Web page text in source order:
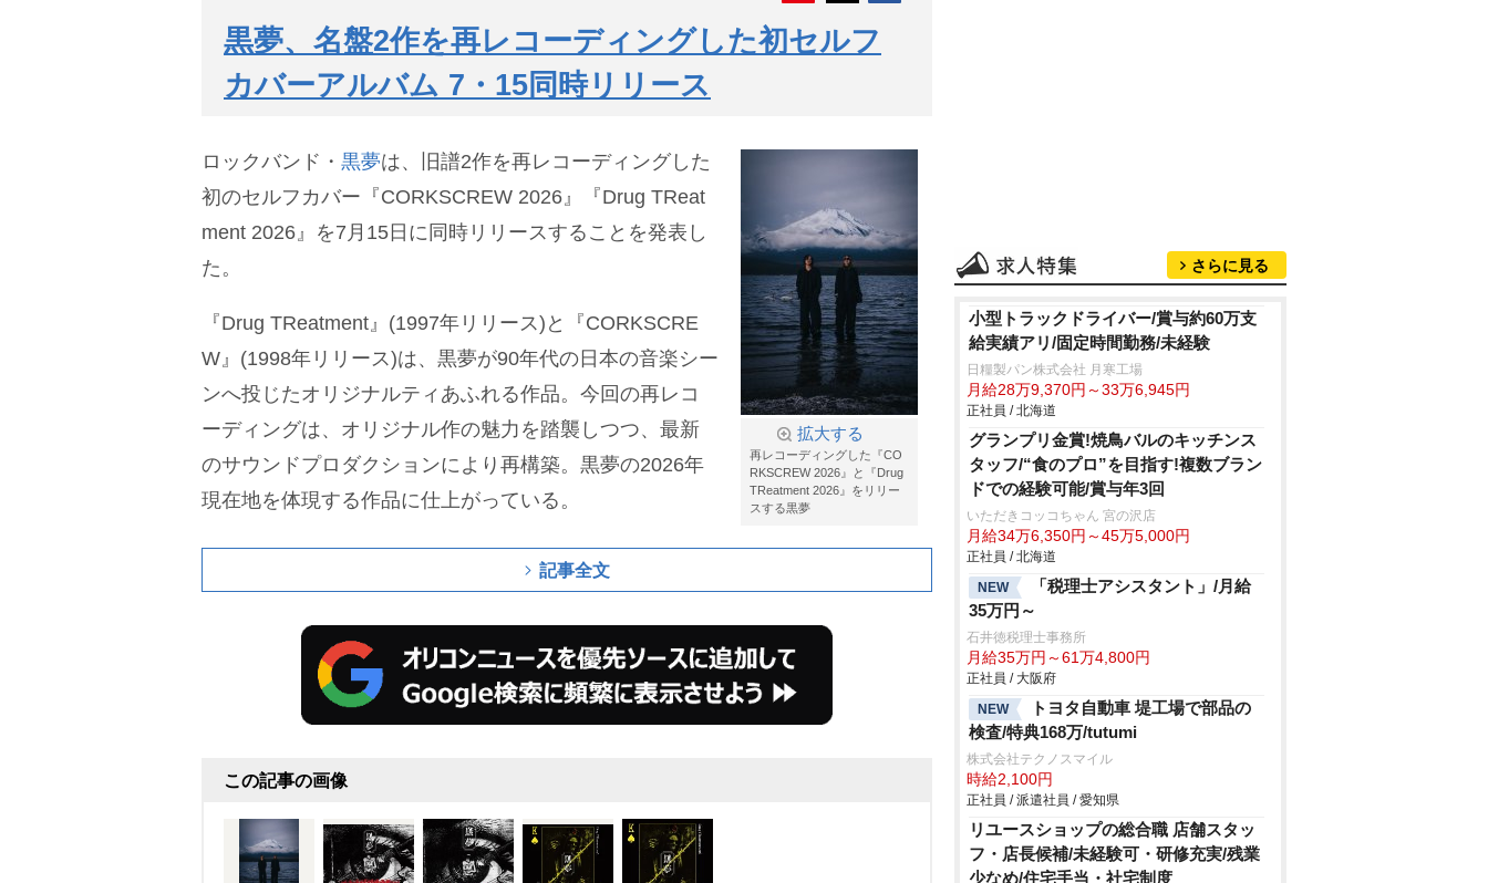
黒夢、名盤2作を再レコーディングした初セルフ
カバーアルバム 7・15同時リリース
拡大する
再レコーディングした『CO
RKSCREW 2026』と『Drug
TReatment 2026』をリリー
スする黒夢
ロックバンド・ 黒夢は、旧譜2作を再レコーディングした
初のセルフカバー『CORKSCREW 2026』『Drug TReat
ment 2026』を7月15日に同時リリースすることを発表し
た。
『Drug TReatment』(1997年リリース)と『CORKSCRE
W』(1998年リリース)は、黒夢が90年代の日本の音楽シー
ンへ投じたオリジナルティあふれる作品。今回の再レコ
ーディングは、オリジナル作の魅力を踏襲しつつ、最新
のサウンドプロダクションにより再構築。黒夢の2026年
現在地を体現する作品に仕上がっている。
記事全文
この記事の画像
さらに見る
小型トラックドライバー/賞与約60万支
給実績アリ/固定時間勤務/未経験
日糧製パン株式会社 月寒工場
月給28万9,370円～33万6,945円
正社員 / 北海道
グランプリ金賞!焼鳥バルのキッチンス
タッフ/“食のプロ”を目指す!複数ブラン
ドでの経験可能/賞与年3回
いただきコッコちゃん 宮の沢店
月給34万6,350円～45万5,000円
正社員 / 北海道
NEW
「税理士アシスタント」/月給
35万円～
石井徳税理士事務所
月給35万円～61万4,800円
正社員 / 大阪府
NEW
トヨタ自動車 堤工場で部品の
検査/特典168万/tutumi
株式会社テクノスマイル
時給2,100円
正社員 / 派遣社員 / 愛知県
リユースショップの総合職 店舗スタッ
フ・店長候補/未経験可・研修充実/残業
少なめ/住宅手当・社宅制度